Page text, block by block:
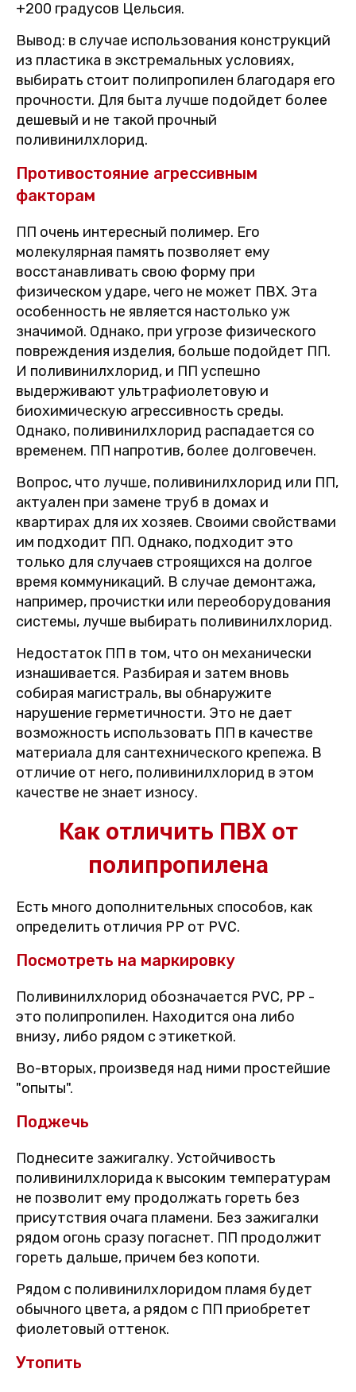
+200 градусов Цельсия.
Вывод: в случае использования конструкций
из пластика в экстремальных условиях,
выбирать стоит полипропилен благодаря его
прочности. Для быта лучше подойдет более
дешевый и не такой прочный
поливинилхлорид.
Противостояние агрессивным
факторам
ПП очень интересный полимер. Его
молекулярная память позволяет ему
восстанавливать свою форму при
физическом ударе, чего не может ПВХ. Эта
особенность не является настолько уж
значимой. Однако, при угрозе физического
повреждения изделия, больше подойдет ПП.
И поливинилхлорид, и ПП успешно
выдерживают ультрафиолетовую и
биохимическую агрессивность среды.
Однако, поливинилхлорид распадается со
временем. ПП напротив, более долговечен.
Вопрос, что лучше, поливинилхлорид или ПП,
актуален при замене труб в домах и
квартирах для их хозяев. Своими свойствами
им подходит ПП. Однако, подходит это
только для случаев строящихся на долгое
время коммуникаций. В случае демонтажа,
например, прочистки или переоборудования
системы, лучше выбирать поливинилхлорид.
Недостаток ПП в том, что он механически
изнашивается. Разбирая и затем вновь
собирая магистраль, вы обнаружите
нарушение герметичности. Это не дает
возможность использовать ПП в качестве
материала для сантехнического крепежа. В
отличие от него, поливинилхлорид в этом
качестве не знает износу.
Как отличить ПВХ от
полипропилена
Есть много дополнительных способов, как
определить отличия PP от PVC.
Посмотреть на маркировку
Поливинилхлорид обозначается PVC, PP -
это полипропилен. Находится она либо
внизу, либо рядом с этикеткой.
Во-вторых, произведя над ними простейшие
"опыты".
Поджечь
Поднесите зажигалку. Устойчивость
поливинилхлорида к высоким температурам
не позволит ему продолжать гореть без
присутствия очага пламени. Без зажигалки
рядом огонь сразу погаснет. ПП продолжит
гореть дальше, причем без копоти.
Рядом с поливинилхлоридом пламя будет
обычного цвета, а рядом с ПП приобретет
фиолетовый оттенок.
Утопить